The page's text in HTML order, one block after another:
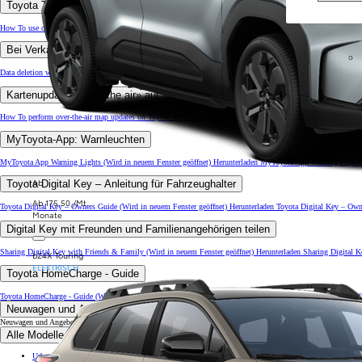
Ab
Ab 175.50 /Mt.
Monate
bZ4X Touring
ELEKTRISCH
Toyota Touch 2: Connected Services der Online-Navigation nutzen –
How To use online navigation connected services on Toyota Touch 2 - Guide (Wird in neuem Fenster geöffnet)
Bei Verkauf Ihres Fahrzeugs Daten löschen – 2023 OneApp
Data deletion when selling your vehicle 2023 OneApp (Wird in neuem Fenster geöffnet) Herunterladen Data
Kartenupdates «over the air» auf Toyota Touch 2 – Anleitung
How To perform over-the-air map updates on Toyota Touch 2 - Guide (Wird in neuem Fenster geöffnet)
MyToyota-App: Warnleuchten
MyToyota App Warning Lights (Wird in neuem Fenster geöffnet) Herunterladen MyToyota App Warning Lights
Toyota Digital Key – Anleitung für Fahrzeughalter
Toyota Digital Key – Owners Guide (Wird in neuem Fenster geöffnet) Herunterladen Toyota Digital Key –
Digital Key mit Freunden und Familienangehörigen teilen
Sharing Digital Key with Friends & Family (Wird in neuem Fenster geöffnet) Herunterladen Sharing Digital
Toyota HomeCharge - Guide
Toyota HomeCharge - Guide (Wird in neuem Fenster geöffnet) Herunterladen Toyota HomeCharge - Guide (pdf)
Neuwagen und Angebote
Neuwagen und Angebote
Alle Modelle
Urban Cruiser